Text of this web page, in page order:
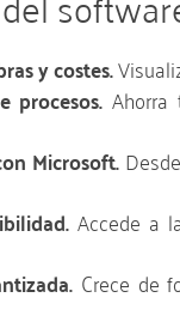
y costes.
procesos.
Microsoft.
Accede a
Crece de